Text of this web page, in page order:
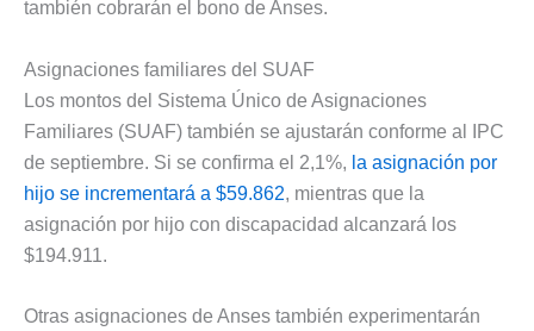
también cobrarán el bono de Anses.
Asignaciones familiares del SUAF
Los montos del Sistema Único de Asignaciones
Familiares (SUAF) también se ajustarán conforme al IPC
de septiembre. Si se confirma el 2,1%, la asignación por
hijo se incrementará a $59.862, mientras que la
asignación por hijo con discapacidad alcanzará los
$194.911.
Otras asignaciones de Anses también experimentarán